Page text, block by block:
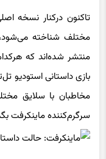
تاکنون درکنار نسخه
مختلف شناخته
منتشر شده‌اند که
بازی داستانی استودیو
مخاطبان با سلایق
سرگرم‌کننده ماینکرفت